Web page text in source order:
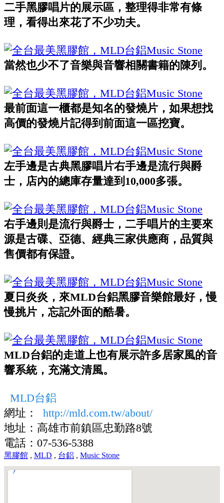
二手黑膠唱片的展示區，整理得非常有條
理，看得出來花了不少功夫。
當然也少不了音樂與音響相關書籍的陳列。
最前面這一櫃都是知名的發燒片，如果想找
高價的發燒片記得到前面這一區挖寶。
左手邊是古典黑膠唱片右手邊是流行與爵
士，店內的總庫存量達到10,000多張。
右手邊則是流行與爵士，二手唱片的主要來
源是古碟、亞德、經典三家供應商，品質與
售價都有保證。
夏日炎炎，來MLD台鋁黑膠音樂館最好，慢
慢挑片，忘記外面的酷暑。
MLD台鋁的走道上也有展示許多居家風的音
響系統，充滿文清風。
MLD台鋁
網址：
http://mld.com.tw/about/
地址：高雄市前鎮區忠勤路8號
電話：07-536-5388
黑膠館 , MLD , 台鋁 , Music Stone